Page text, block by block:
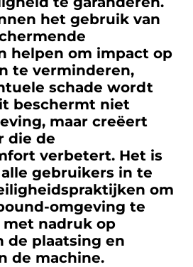
het gebruik van
helpen om impact op
te verminderen,
schade wordt
beschermt niet
maar creëert
die de
verbetert. Het is
gebruikers in te
om
omgeving te
nadruk op
de plaatsing en
de machine.